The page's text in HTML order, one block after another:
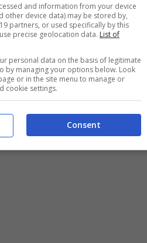
cuoio capelluto si chiama
6 sintomi del nuovo virus.
ma anche
per molti non
disturbo più grave. Quindi
and information from your device
other device data) may be stored by,
partners, or used specifically by this
precise geolocation data. List of
personal data on the basis of legitimate
by managing your options below. Look
or in the site menu to manage or
cookie settings.
Consent